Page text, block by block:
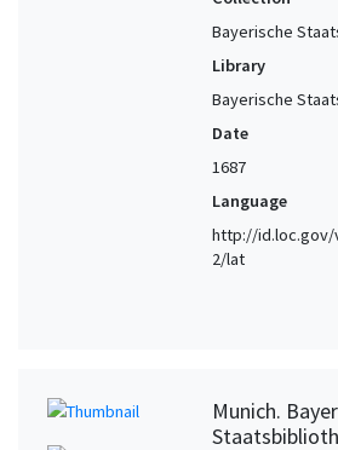
Bayerische
Library
Bayerische
Date
1687
Language
http://id.loc.gov/
2/lat
Munich.